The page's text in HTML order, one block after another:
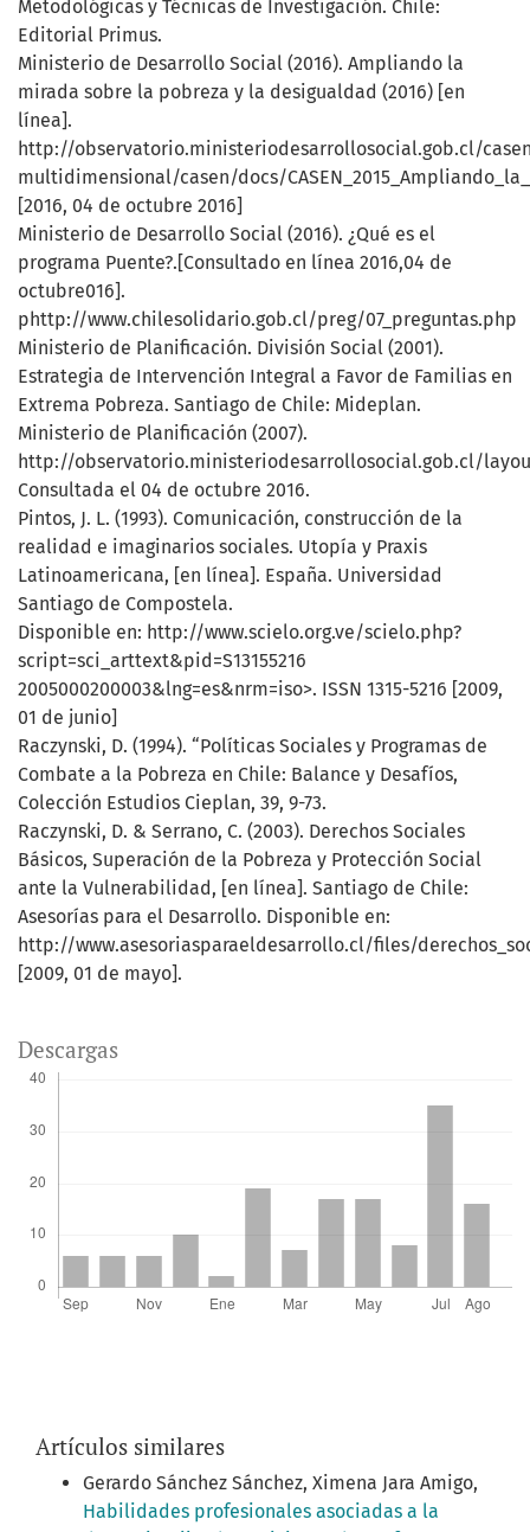
Metodológicas y Técnicas de Investigación. Chile:
Editorial Primus.
Ministerio de Desarrollo Social (2016). Ampliando la
mirada sobre la pobreza y la desigualdad (2016) [en
línea].
http://observatorio.ministeriodesarrollosocial.gob.cl/
multidimensional/casen/docs/
[2016, 04 de octubre 2016]
Ministerio de Desarrollo Social (2016). ¿Qué es el
programa Puente?.[Consultado en línea 2016,04 de
octubre016].
phttp://www.chilesolidario.gob.cl/preg/07_preguntas.php
Ministerio de Planificación. División Social (2001).
Estrategia de Intervención Integral a Favor de Familias en
Extrema Pobreza. Santiago de Chile: Mideplan.
Ministerio de Planificación (2007).
http://observatorio.ministeriodesarrollosocial.gob.cl/
Consultada el 04 de octubre 2016.
Pintos, J. L. (1993). Comunicación, construcción de la
realidad e imaginarios sociales. Utopía y Praxis
Latinoamericana, [en línea]. España. Universidad
Santiago de Compostela.
Disponible en: http://www.scielo.org.ve/scielo.php?
script=sci_arttext&pid=S13155216
2005000200003&lng=es&nrm=iso>. ISSN 1315-5216 [2009,
01 de junio]
Raczynski, D. (1994). “Políticas Sociales y Programas de
Combate a la Pobreza en Chile: Balance y Desafíos,
Colección Estudios Cieplan, 39, 9-73.
Raczynski, D. & Serrano, C. (2003). Derechos Sociales
Básicos, Superación de la Pobreza y Protección Social
ante la Vulnerabilidad, [en línea]. Santiago de Chile:
Asesorías para el Desarrollo. Disponible en:
http://www.asesoriasparaeldesarrollo.cl/files/
[2009, 01 de mayo].
Descargas
Artículos similares
Gerardo Sánchez Sánchez, Ximena Jara Amigo,
Habilidades profesionales asociadas a la